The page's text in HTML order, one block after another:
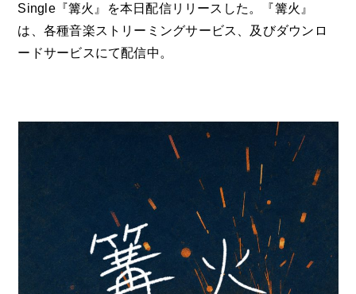
Single『篝火』を本日配信リリースした。『篝火』
は、各種音楽ストリーミングサービス、及びダウンロ
ードサービスにて配信中。